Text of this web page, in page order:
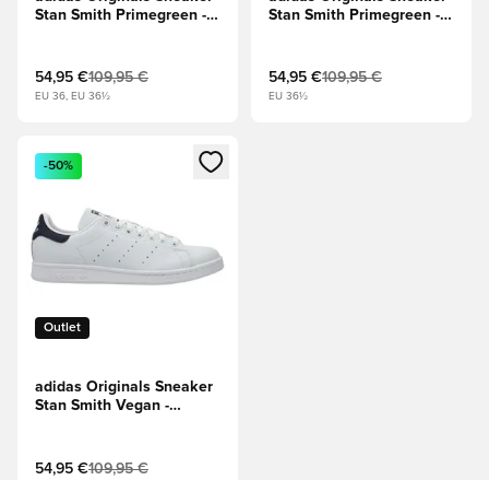
Stan Smith Primegreen -
54,95 €109,95 €
EU 36, EU 36½
Stan Smith Primegreen -
54,95 €109,95 €
EU 36½
Öffnet ein neues Fenster zum Anmelden oder Registrieren
Outlet
-50%
adidas Originals Sneaker
Stan Smith Vegan -
54,95 €109,95 €